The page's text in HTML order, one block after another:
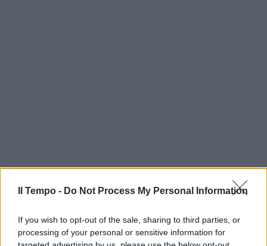
Il Tempo - Do Not Process My Personal Information
If you wish to opt-out of the sale, sharing to third parties, or
processing of your personal or sensitive information for